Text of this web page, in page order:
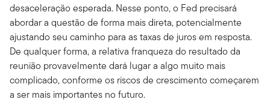
desaceleração esperada. Nesse ponto, o Fed precisará
abordar a questão de forma mais direta, potencialmente
ajustando seu caminho para as taxas de juros em resposta.
De qualquer forma, a relativa franqueza do resultado da
reunião provavelmente dará lugar a algo muito mais
complicado, conforme os riscos de crescimento começarem
a ser mais importantes no futuro.